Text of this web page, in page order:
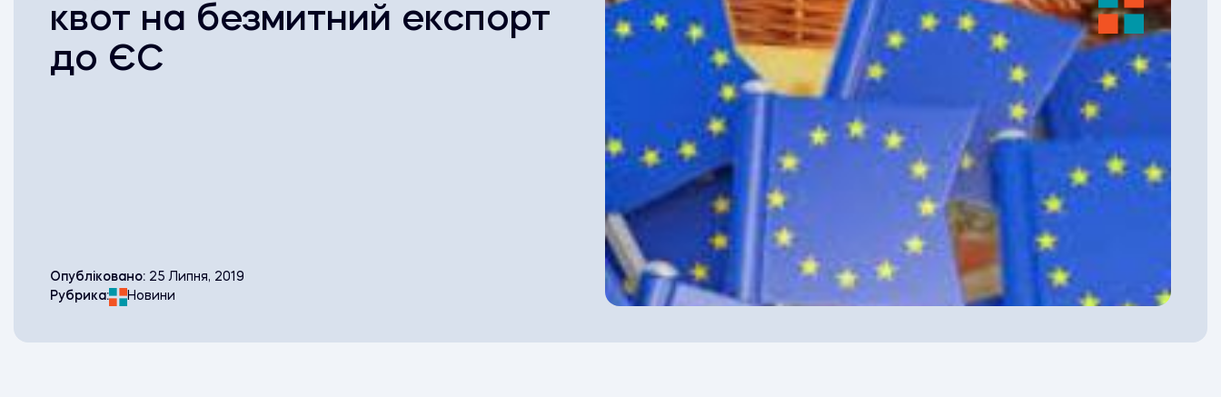
квот на безмитний експорт
до ЄС
Опубліковано: 25 Липня, 2019
Рубрика:
Новини